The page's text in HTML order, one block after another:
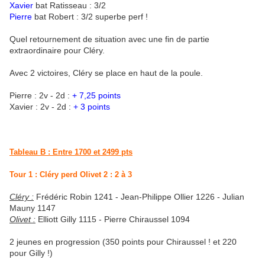
Xavier bat Ratisseau : 3/2
Pierre bat Robert : 3/2 superbe perf !
Quel retournement de situation avec une fin de partie
extraordinaire pour Cléry.
Avec 2 victoires, Cléry se place en haut de la poule.
Pierre : 2v - 2d : + 7,25 points
Xavier : 2v - 2d : + 3 points
Tableau B : Entre 1700 et 2499 pts
Tour 1 : Cléry perd Olivet 2 : 2 à 3
Cléry : Frédéric Robin 1241 - Jean-Philippe Ollier 1226 - Julian
Mauny 1147
Olivet : Elliott Gilly 1115 - Pierre Chiraussel 1094
2 jeunes en progression (350 points pour Chiraussel ! et 220
pour Gilly !)